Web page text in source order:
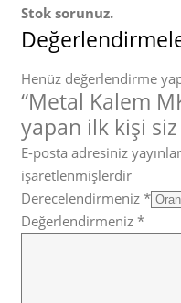
Stok sorunuz.
Henüz değerlendirme
“Metal Kalem
yapan ilk kişi
E-posta adresiniz
işaretlenmişlerdir
Derecelendirmeniz *
Değerlendirmeniz *